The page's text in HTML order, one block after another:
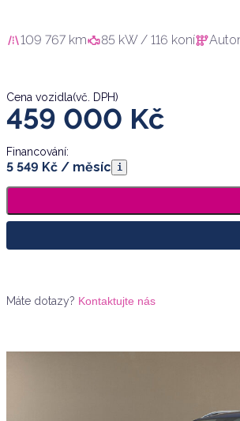
109 767 km 85 kW / 116 koní
Cena vozidla(vč. DPH)
459 000 Kč
Financování:
5 549 Kč / měsíc i
Máte dotazy? Kontaktujte nás